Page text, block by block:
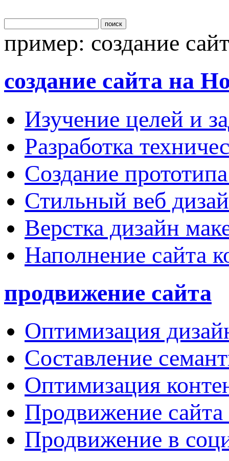
поиск
пример: создание
создание сайта на
Изучение целей и
Разработка
Создание
Стильный веб
Верстка дизайн
Наполнение сайта
продвижение сайта
Оптимизация
Составление
Оптимизация
Продвижение сайта
Продвижение в